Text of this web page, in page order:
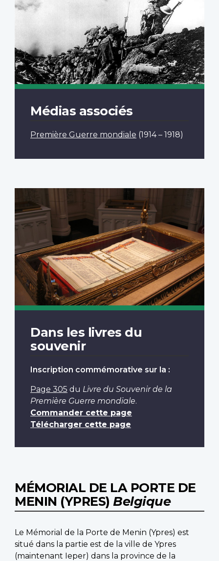
Médias associés
Première Guerre mondiale (1914 – 1918)
Dans les livres du
souvenir
Inscription commémorative sur la :
Page 305 du Livre du Souvenir de la
Première Guerre mondiale.
Commander cette page
Télécharger cette page
MÉMORIAL DE LA PORTE DE
MENIN (YPRES) Belgique
Le Mémorial de la Porte de Menin (Ypres) est
situé dans la partie est de la ville de Ypres
(maintenant Ieper) dans la province de la